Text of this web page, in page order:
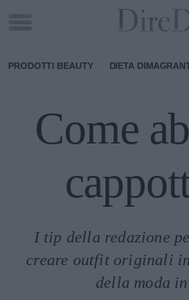
PRODOTTI BEAUTY DIETA
Come
I tip della redazione
creare outfit originali
della moda